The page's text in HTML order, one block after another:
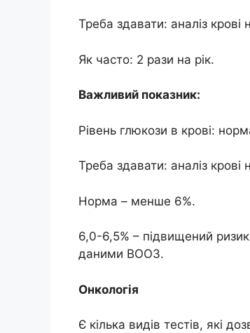
Треба здавати: аналіз
Як часто: 2 рази на рік.
Важливий показник:
Рівень глюкози в крові:
Треба здавати: аналіз крові
Норма – менше 6%.
6,0-6,5% – підвищений
даними ВООЗ.
Онкологія
Є кілька видів тестів, які